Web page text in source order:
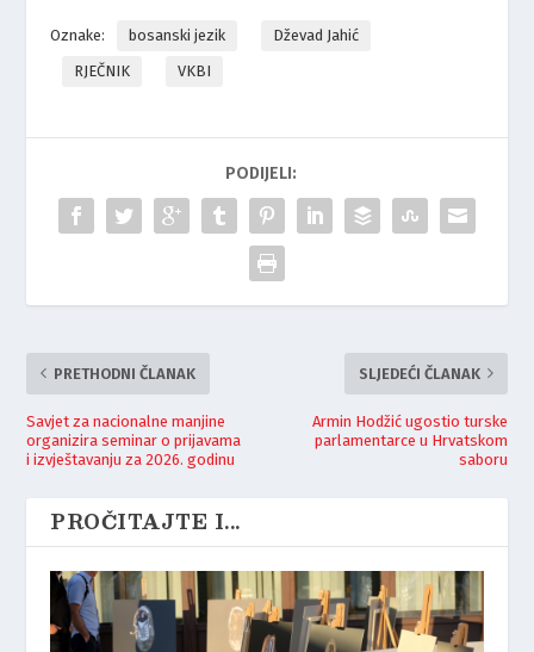
Oznake: bosanski jezik
Dževad Jahić
RJEČNIK
VKBI
PODIJELI:
PRETHODNI ČLANAK
Savjet za nacionalne manjine
organizira seminar o prijavama
i izvještavanju za 2026. godinu
SLJEDEĆI ČLANAK
Armin Hodžić ugostio turske
parlamentarce u Hrvatskom
saboru
PROČITAJTE I...